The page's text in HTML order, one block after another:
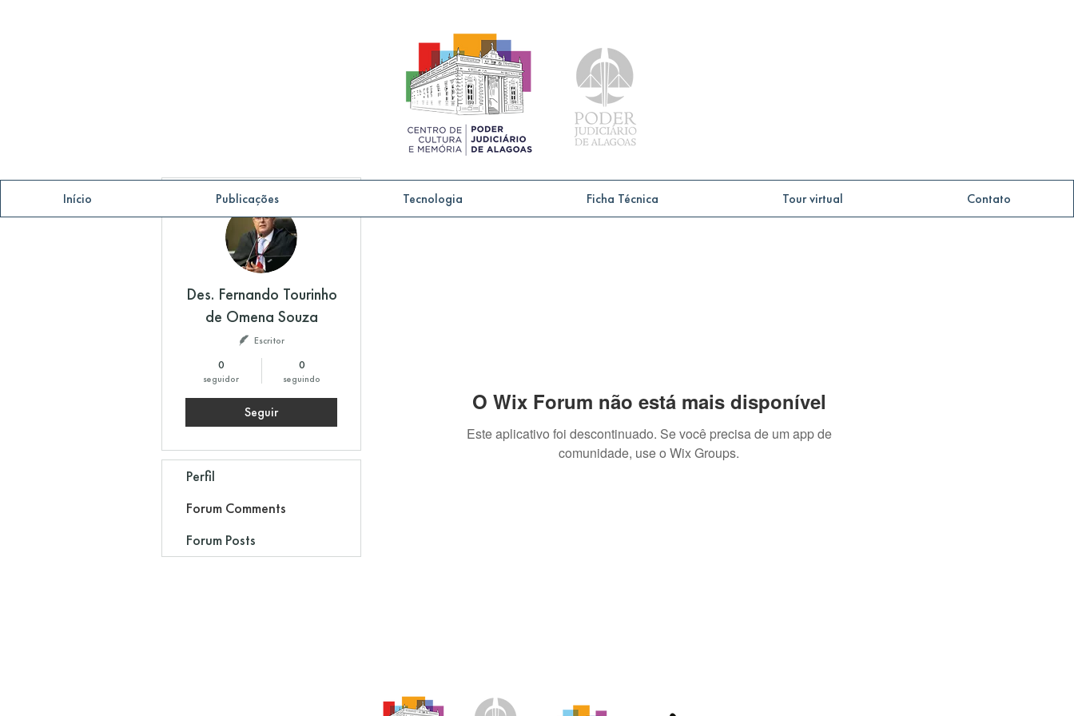
Início Publicações Tecnologia Ficha Técnica Tour virtual Contato
O Wix Forum não está mais disponível
Este aplicativo foi descontinuado. Se você precisa de um app de
comunidade, use o Wix Groups.
Des. Fernando Tourinho
de Omena Souza
Escritor
0
seguidor
0
seguindo
Seguir
Mais ações
Perfil
Forum Comments
Forum Posts